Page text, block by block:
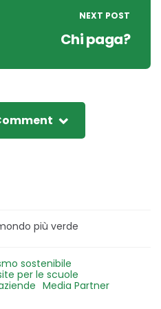
NEXT POST
Chi paga?
più verde
sostenibile
per le scuole
Media Partner